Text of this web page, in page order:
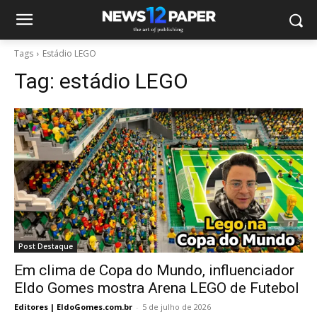
Tags Estádio LEGO
Tag: estádio LEGO
Post Destaque
Em clima de Copa do Mundo, influenciador
Eldo Gomes mostra Arena LEGO de Futebol
Editores | EldoGomes.com.br - 5 de julho de 2026